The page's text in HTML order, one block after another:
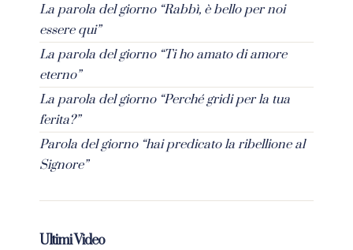
La parola del giorno “Rabbì, è bello per noi
essere qui”
La parola del giorno “Ti ho amato di amore
eterno”
La parola del giorno “Perché gridi per la tua
ferita?”
Parola del giorno “hai predicato la ribellione al
Signore”
Ultimi Video